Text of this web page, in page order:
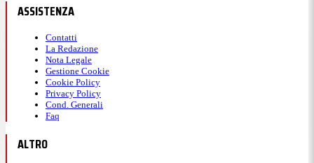
ASSISTENZA
Contatti
La Redazione
Nota Legale
Gestione Cookie
Cookie Policy
Privacy Policy
Cond. Generali
Faq
ALTRO